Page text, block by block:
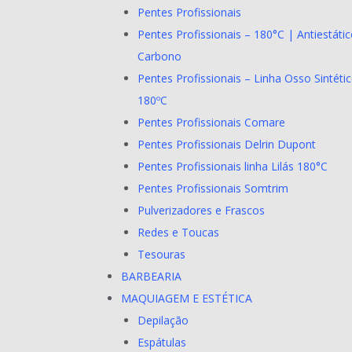
Pentes Profissionais
Pentes Profissionais – 180°C |
Carbono
Pentes Profissionais – Linha Osso
180ºC
Pentes Profissionais Comare
Pentes Profissionais Delrin Dupont
Pentes Profissionais linha Lilás 180°C
Pentes Profissionais Somtrim
Pulverizadores e Frascos
Redes e Toucas
Tesouras
BARBEARIA
MAQUIAGEM E ESTÉTICA
Depilação
Espátulas